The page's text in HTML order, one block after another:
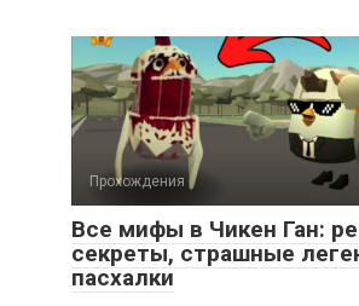
Прохождения
Все мифы в Чикен Ган:
секреты, страшные
пасхалки